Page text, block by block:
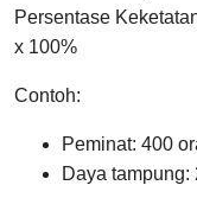
Persentase
x 100%
Contoh:
Peminat: 400
Daya tampung: